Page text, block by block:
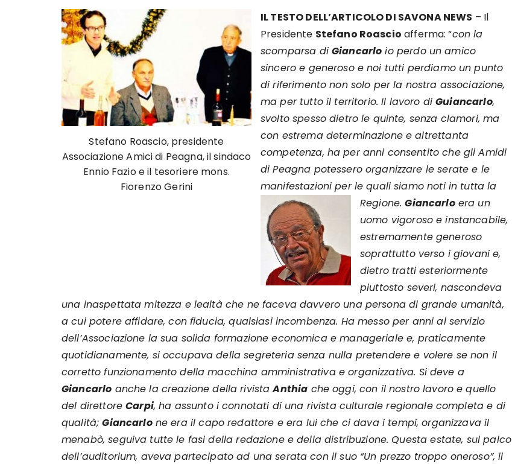
Stefano Roascio, presidente
Associazione Amici di Peagna, il sindaco
Ennio Fazio e il tesoriere mons.
Fiorenzo Gerini
IL TESTO DELL’ARTICOLO DI SAVONA NEWS – Il
Presidente Stefano Roascio afferma: “con la
scomparsa di Giancarlo io perdo un amico
sincero e generoso e noi tutti perdiamo un punto
di riferimento non solo per la nostra associazione,
ma per tutto il territorio. Il lavoro diGuiancarlo,
svolto spesso dietro le quinte, senza clamori, ma
con estrema determinazione e altrettanta
competenza, ha per anni consentito che gli Amidi
di Peagna potessero organizzare le serate e le
manifestazioni per le quali siamo noti in tutta la
Regione.Giancarloera un
uomo vigoroso e instancabile,
estremamente generoso
soprattutto verso i giovani e,
dietro tratti esteriormente
piuttosto severi, nascondeva
una inaspettata mitezza e lealtà che ne faceva davvero una persona di grande umanità,
a cui potere affidare, con fiducia, qualsiasi incombenza. Ha messo per anni al servizio
dell’Associazione la sua solida formazione economica e manageriale e, praticamente
quotidianamente, si occupava della segreteria senza nulla pretendere e volere se non il
corretto funzionamento della macchina amministrativa e organizzativa. Si deve a
Giancarlo anche la creazione della rivistaAnthia che oggi, con il nostro lavoro e quello
del direttoreCarpi, ha assunto i connotati di una rivista culturale regionale completa e di
qualità;Giancarlone era il capo redattore e era lui che ci dava i tempi, organizzava il
menabò, seguiva tutte le fasi della redazione e della distribuzione. Questa estate, sul palco
dell’auditorium, aveva partecipato ad una serata con il suo “Un prezzo troppo oneroso”, il